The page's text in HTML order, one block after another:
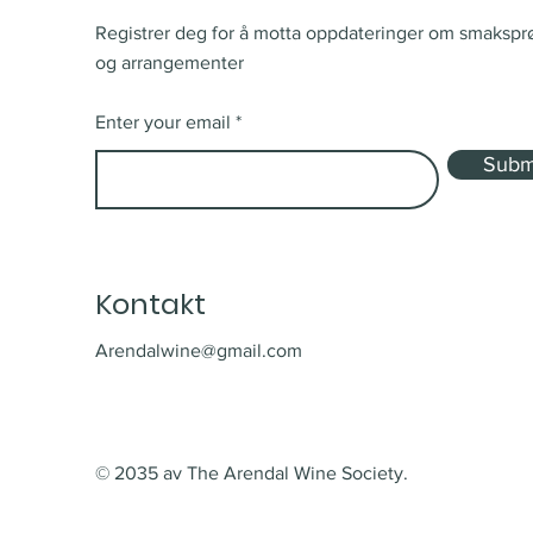
Registrer deg for å motta oppdateringer om
og arrangementer
Enter your email
Kontakt
Arendalwine@gmail.com
© 2035 av The Arendal Wine Society.